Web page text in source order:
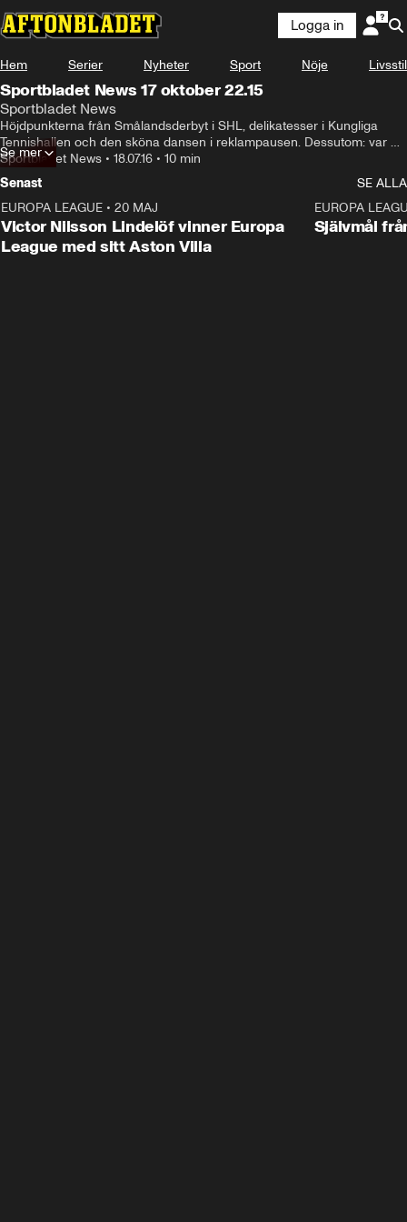
Logga in
Hem Serier Nyheter Sport Nöje Livsstil
Sportbladet News 17 oktober 22.15
Sportbladet News
Höjdpunkterna från Smålandsderbyt i SHL, delikatesser i Kungliga
Tennishallen och den sköna dansen i reklampausen. Dessutom: var
med och rösta fram allsvenskans snyggaste mål
Sportbladet News • 18.07.16 • 10 min
Se mer
Senast
SE ALLA
EUROPA LEAGUE • 20 MAJ
Victor Nilsson Lindelöf vinner Europa
League med sitt Aston Villa
EUROPA
Självmål